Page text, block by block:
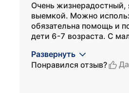
Очень жизнерадостный,
выемкой. Можно
обязательна помощь и
дети 6-7 возраста. С
Развернуть
Понравился отзыв?
Да